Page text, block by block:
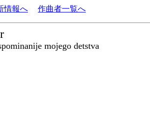
情報へ 作曲者一覧へ
mojego detstva